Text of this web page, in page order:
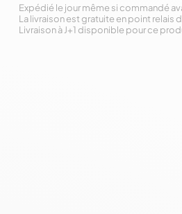
Expédié le jour même si commandé
Livraison à J+1 disponible pour ce
La livraison est gratuite en point relais